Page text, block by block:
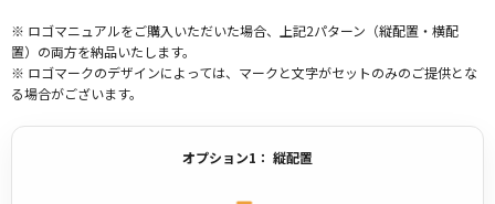
※ ロゴマニュアルをご購入いただいた場合、上記2パターン（縦配置・横配
置）の両方を納品いたします。
※ ロゴマークのデザインによっては、マークと文字がセットのみのご提供とな
る場合がございます。
オプション1： 縦配置